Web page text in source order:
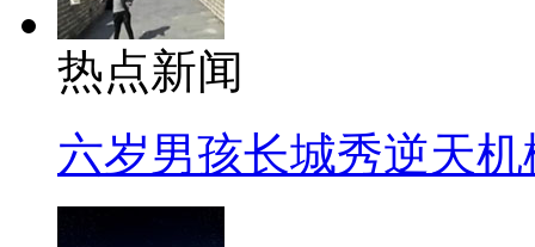
热点新闻
六岁男孩长城秀逆天机